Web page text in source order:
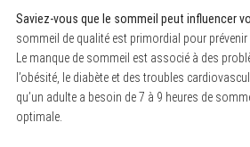
Saviez-vous que le sommeil peut influencer
sommeil de qualité est primordial pour
Le manque de sommeil est associé à des
l’obésité, le diabète et des troubles
qu’un adulte a besoin de 7 à 9 heures de
optimale.